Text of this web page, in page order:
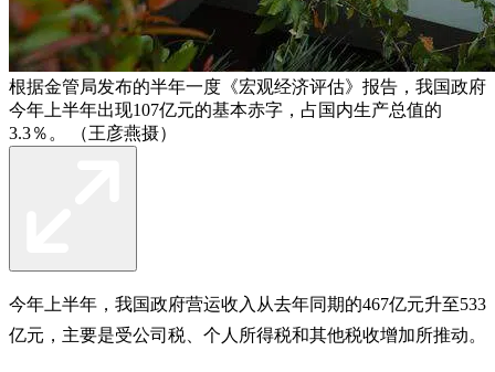
根据金管局发布的半年一度《宏观经济评估》报告，我国政府
今年上半年出现107亿元的基本赤字，占国内生产总值的
3.3％。 （王彦燕摄）
今年上半年，我国政府营运收入从去年同期的467亿元升至533
亿元，主要是受公司税、个人所得税和其他税收增加所推动。